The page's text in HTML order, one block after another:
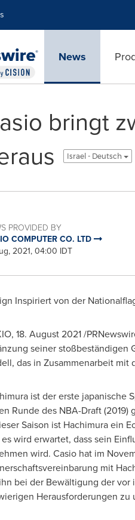
News
bringt
Israel - Deutsch
PROVIDED BY
COMPUTER CO. LTD
2021, 04:00 IDT
Inspiriert von der
, 18. August 2021/
seiner stoßbeständigen
das in Zusammenarbeit mit
ist der erste japanische
Runde des NBA-Draft (2019)
Saison ist Hachimura ein
wird erwartet, dass sein
wird. Casio hat im
mit
bei der Bewältigung der vor
Herausforderungen zu